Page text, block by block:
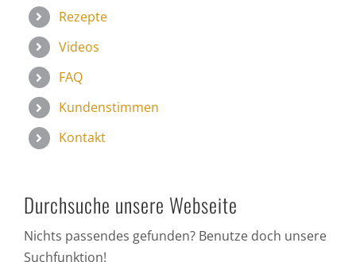
Rezepte
Videos
FAQ
Kundenstimmen
Kontakt
Durchsuche unsere Webseite
Nichts passendes gefunden? Benutze doch unsere
Suchfunktion!